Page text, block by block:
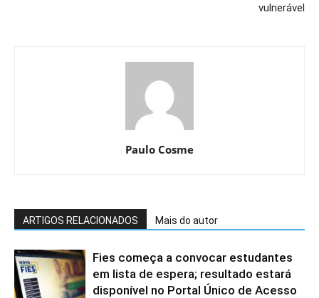
vulnerável
Paulo Cosme
ARTIGOS RELACIONADOS Mais do autor
Fies começa a convocar estudantes
em lista de espera; resultado estará
disponível no Portal Único de Acesso